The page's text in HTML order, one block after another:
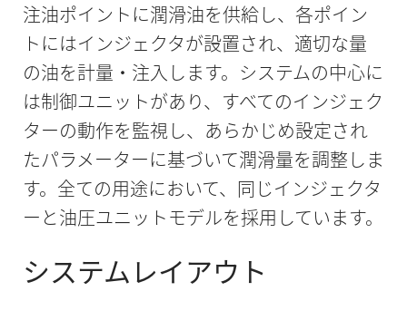
注油ポイントに潤滑油を供給し、各ポイン
トにはインジェクタが設置され、適切な量
の油を計量・注入します。システムの中心に
は制御ユニットがあり、すべてのインジェク
ターの動作を監視し、あらかじめ設定され
たパラメーターに基づいて潤滑量を調整しま
す。全ての用途において、同じインジェクタ
ーと油圧ユニットモデルを採用しています。
システムレイアウト